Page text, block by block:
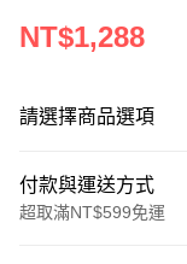
NT$1,288
請選擇商品選項
付款與運送方式
超取滿NT$599免運